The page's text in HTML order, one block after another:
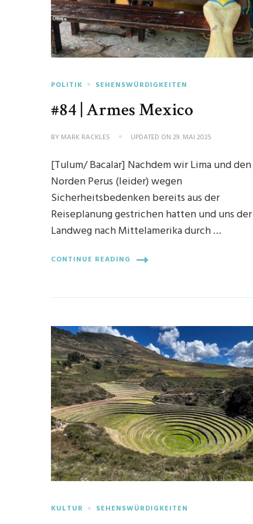
POLITIK SEHENSWÜRDIGKEITEN
#84 | Armes Mexico
BYMARK RACKLES UPDATED ON29. MAI 2025
[Tulum/ Bacalar] Nachdem wir Lima und den
Norden Perus (leider) wegen
Sicherheitsbedenken bereits aus der
Reiseplanung gestrichen hatten und uns der
Landweg nach Mittelamerika durch …
CONTINUE READING
KULTUR SEHENSWÜRDIGKEITEN